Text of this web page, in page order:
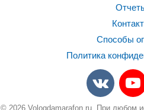
Способы
Политика
© 2026 Vologdamarafon.ru. При любом